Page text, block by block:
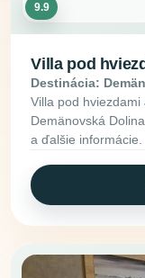
9.9
Villa pod
Destinácia:
Villa pod
Demänovská
a ďalšie informácie.